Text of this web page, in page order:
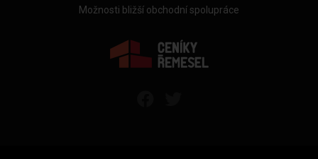
Možnosti bližší obchodní spolupráce